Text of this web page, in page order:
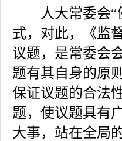
人大常委会“例
式，对此，《监
议题，是常委会
题有其自身的原
保证议题的合法
题，使议题具有
大事，站在全局